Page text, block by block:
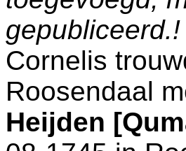
gepubliceerd.!
Cornelis
Roosendaal
Heijden